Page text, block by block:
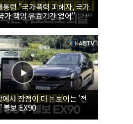
령 "국가폭력 피해자, 국가
책임 유효기간 없어"｜
피해자 위로 오찬
서 장점이 더 돋보이는 '전
볼보 EX90